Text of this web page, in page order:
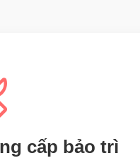
cấp bảo trì